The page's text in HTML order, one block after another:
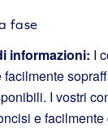
fase
informazioni: I
I vostri
e